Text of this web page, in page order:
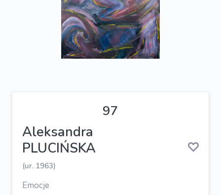
97
Aleksandra
PLUCIŃSKA
(ur. 1963)
Emocje